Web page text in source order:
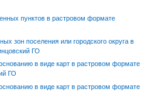
пунктов в растровом формате
зон поселения или городского округа в
ГО
в виде карт в растровом формате
ГО
в виде карт в растровом формате